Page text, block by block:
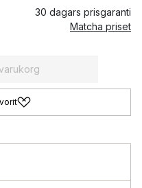
30 dagars prisgaranti
Matcha priset